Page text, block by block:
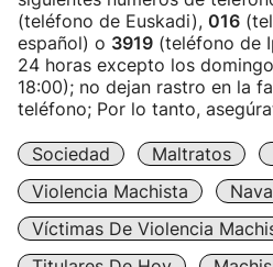
(teléfono de Euskadi), 016
español) o 3919 (teléfono de
24 horas excepto los
18:00); no dejan rastro en la
teléfono; Por lo tanto,
Sociedad Maltratos
Violencia Machista
Víctimas De Violencia